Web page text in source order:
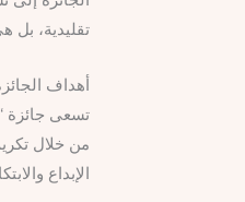
تقليدية، بل
أهداف
تسعى جائزة
من خلال
الإبداع